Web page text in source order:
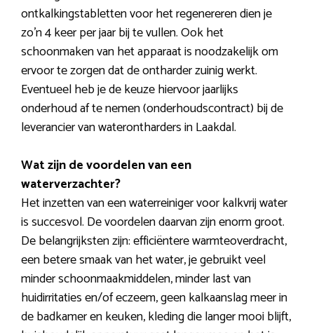
ontkalkingstabletten voor het regenereren dien je
zo’n 4 keer per jaar bij te vullen. Ook het
schoonmaken van het apparaat is noodzakelijk om
ervoor te zorgen dat de ontharder zuinig werkt.
Eventueel heb je de keuze hiervoor jaarlijks
onderhoud af te nemen (onderhoudscontract) bij de
leverancier van waterontharders in Laakdal.
Wat zijn de voordelen van een
waterverzachter?
Het inzetten van een waterreiniger voor kalkvrij water
is succesvol. De voordelen daarvan zijn enorm groot.
De belangrijksten zijn: efficiëntere warmteoverdracht,
een betere smaak van het water, je gebruikt veel
minder schoonmaakmiddelen, minder last van
huidirritaties en/of eczeem, geen kalkaanslag meer in
de badkamer en keuken, kleding die langer mooi blijft,